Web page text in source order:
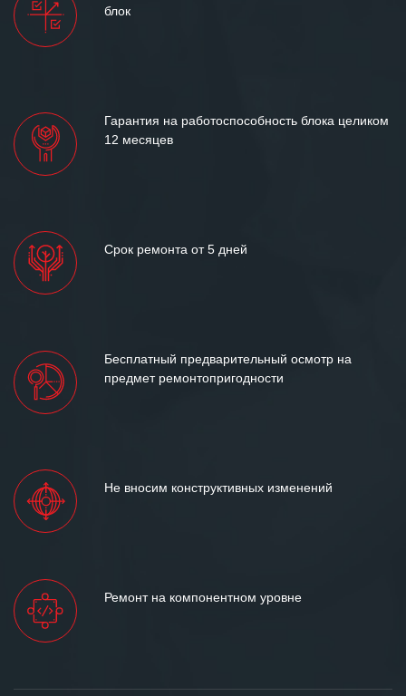
блок
Гарантия на работоспособность блока целиком
12 месяцев
Срок ремонта от 5 дней
Бесплатный предварительный осмотр на
предмет ремонтопригодности
Не вносим конструктивных изменений
Ремонт на компонентном уровне